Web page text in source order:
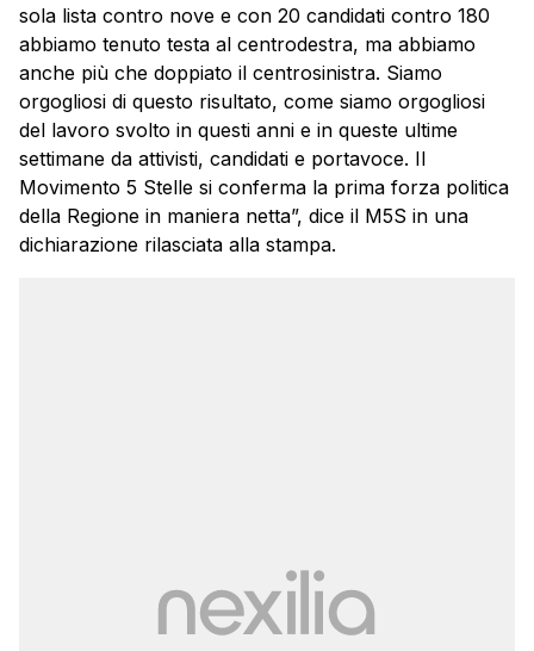
sola lista contro nove e con 20 candidati contro 180
abbiamo tenuto testa al centrodestra, ma abbiamo
anche più che doppiato il centrosinistra. Siamo
orgogliosi di questo risultato, come siamo orgogliosi
del lavoro svolto in questi anni e in queste ultime
settimane da attivisti, candidati e portavoce. Il
Movimento 5 Stelle si conferma la prima forza politica
della Regione in maniera netta”, dice il M5S in una
dichiarazione rilasciata alla stampa.